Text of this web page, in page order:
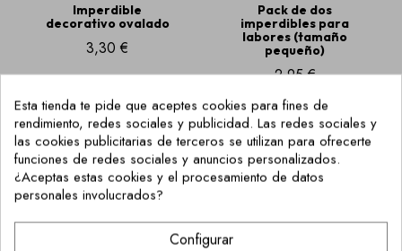
Imperdible
decorativo ovalado
3,30 €
Pack de dos
imperdibles para
labores (tamaño
pequeño)
2,95 €
Esta tienda te pide que aceptes cookies para fines de
rendimiento, redes sociales y publicidad. Las redes sociales y
las cookies publicitarias de terceros se utilizan para ofrecerte
funciones de redes sociales y anuncios personalizados.
¿Aceptas estas cookies y el procesamiento de datos
personales involucrados?
Configurar